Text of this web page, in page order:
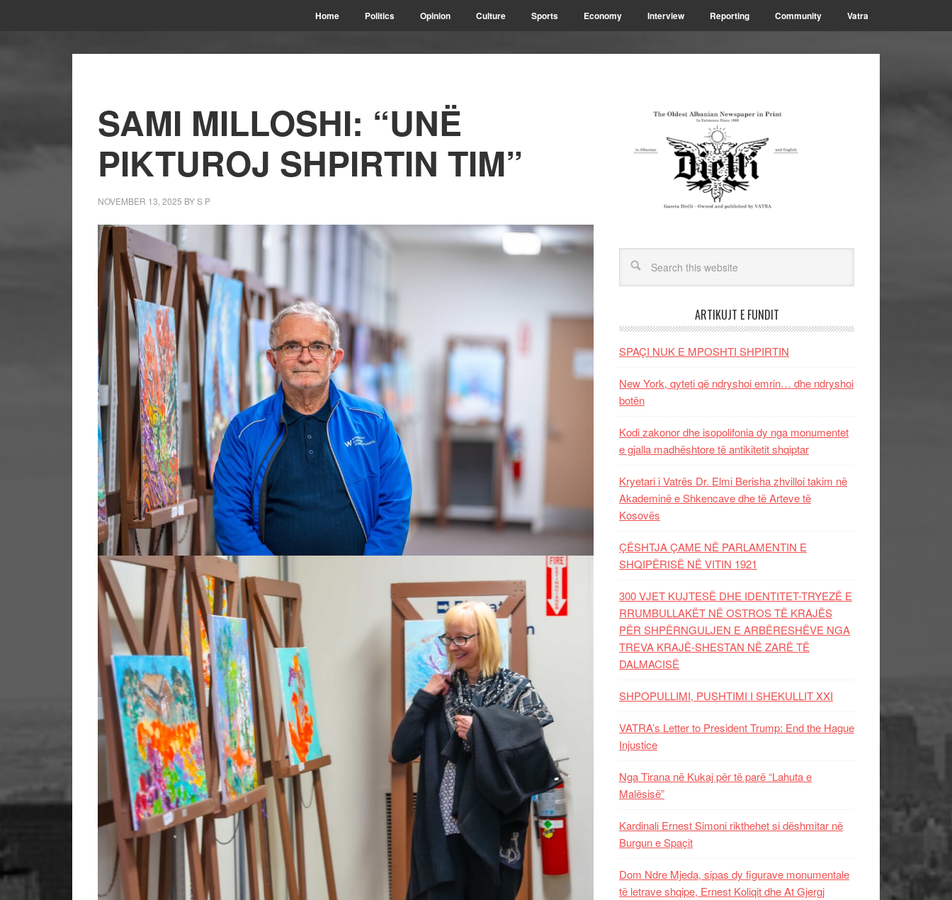
Home Politics Opinion Culture Sports Economy Interview Reporting Community Vatra
SAMI MILLOSHI: “UNË
PIKTUROJ SHPIRTIN TIM”
NOVEMBER 13, 2025 BYS P
ARTIKUJT E FUNDIT
SPAÇI NUK E MPOSHTI SHPIRTIN
New York, qyteti që ndryshoi emrin… dhe ndryshoi
botën
Kodi zakonor dhe isopolifonia dy nga monumentet
e gjalla madhështore të antikitetit shqiptar
Kryetari i Vatrës Dr. Elmi Berisha zhvilloi takim në
Akademinë e Shkencave dhe të Arteve të
Kosovës
ÇËSHTJA ÇAME NË PARLAMENTIN E
SHQIPËRISË NË VITIN 1921
300 VJET KUJTESË DHE IDENTITET-TRYEZË E
RRUMBULLAKËT NË OSTROS TË KRAJËS
PËR SHPËRNGULJEN E ARBËRESHËVE NGA
TREVA KRAJË-SHESTAN NË ZARË TË
DALMACISË
SHPOPULLIMI, PUSHTIMI I SHEKULLIT XXI
VATRA’s Letter to President Trump: End the Hague
Injustice
Nga Tirana në Kukaj për të parë “Lahuta e
Malësisë”
Kardinali Ernest Simoni rikthehet si dëshmitar në
Burgun e Spaçit
Dom Ndre Mjeda, sipas dy figurave monumentale
të letrave shqipe, Ernest Koliqit dhe At Gjergj